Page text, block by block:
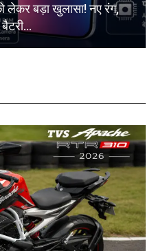
बड़ा खुलासा! नए रंग,
बैटरी…